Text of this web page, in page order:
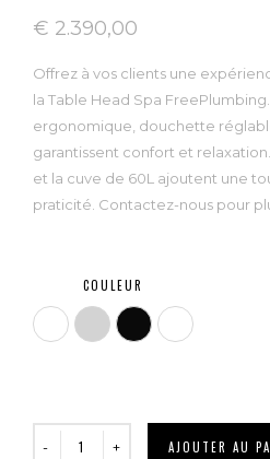
€ 2.390,00
Offrez à vos clients une
la Table Head Spa
ergonomique, douchette
garantissent confort et
et la cuve de 60L ajoutent une
praticité. Contactez-nous pour
COULEUR
Blanc Gris clairNoir Rose
AJOUTER AU